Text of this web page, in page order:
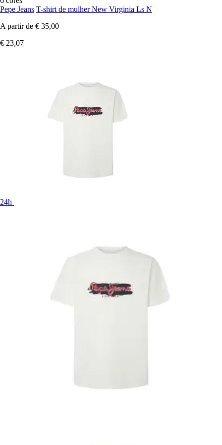
Pepe Jeans T-shirt de mulher New Virginia Ls N
A partir de € 35,00
€ 23,07
24h